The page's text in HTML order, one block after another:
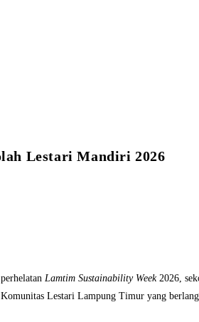
Lestari Mandiri 2026
Lamtim Sustainability Week2026,
Lestari Lampung Timur yang